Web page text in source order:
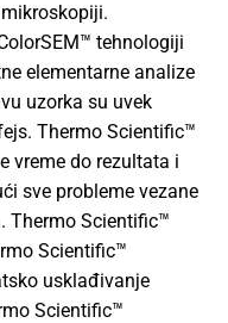
tehnologiji
elementarne analize
uzorka su uvek
Thermo Scientific™
vreme do rezultata i
sve probleme vezane
Thermo Scientific™
Scientific™
usklađivanje
Scientific™